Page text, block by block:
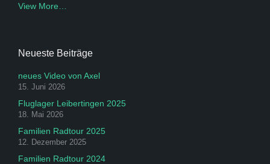
View More…
Neueste Beiträge
neues Video von Axel
15. Juni 2026
Fluglager Leibertingen 2025
18. Mai 2026
Familien Radtour 2025
12. Dezember 2025
Familien Radtour 2024